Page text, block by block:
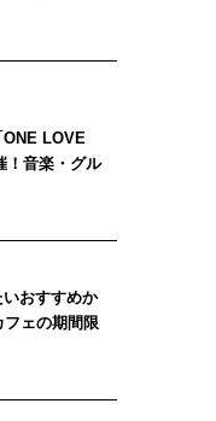
ONE LOVE
！音楽・グル
いおすすめか
フェの期間限